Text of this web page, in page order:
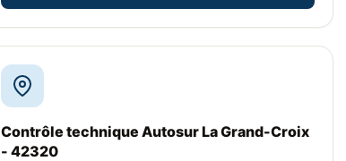
Contrôle technique Autosur La Grand-Croix
- 42320